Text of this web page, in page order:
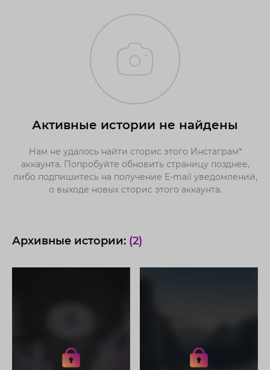
Активные истории не найдены
Нам не удалось найти сторис этого Инстаграм*
аккаунта. Попробуйте обновить страницу позднее,
либо подпишитесь на получение E-mail уведомлений,
о выходе новых сторис этого аккаунта.
Архивные истории: (2)
Получите доступ к архивным
историям koryakinatali
Не отвлекайтесь на рекламу
Получите доступ к архивным
историям koryakinatali
Не отвлекайтесь на рекламу